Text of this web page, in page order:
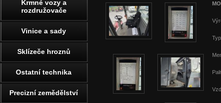
Typ
Krmné vozy a
rozdružovače
Vinice a sady
Sklízeče hroznů
Ostatní technika
Precizní zemědělství